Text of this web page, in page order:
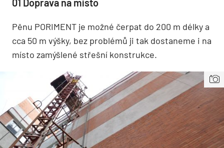
Pěnu PORIMENT je možné čerpat do 200 m délky a
cca 50 m výšky, bez problémů ji tak dostaneme i na
místo zamýšlené střešní konstrukce.